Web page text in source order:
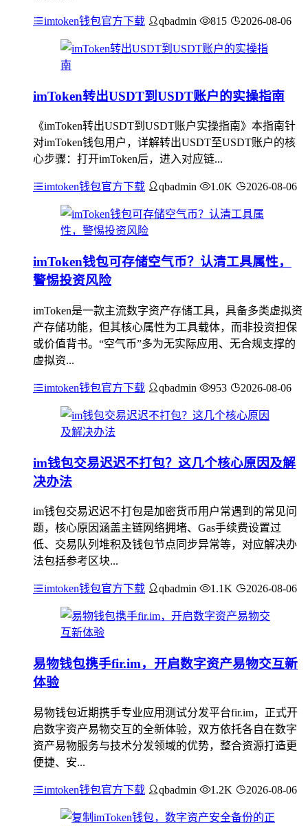
imtoken钱包官方下载 qbadmin 815 2026-08-06
imToken转出USDT到USDT账户的实操指南
《imToken转出USDT到USDT账户实操指南》本指南针
对imToken钱包用户，详解转出USDT至USDT账户的核
心步骤：打开imToken后，进入对应链...
imtoken钱包官方下载 qbadmin 1.0K 2026-08-06
imToken钱包可存储空气币？认清工具属性，
警惕投资风险
imToken是一款主流数字资产存储工具，具备多类虚拟资
产存储功能，但其核心属性为工具载体，而非投资担保
或价值背书。“空气币”多为无实际应用、无合规支撑的
虚拟资...
imtoken钱包官方下载 qbadmin 953 2026-08-06
im钱包交易迟迟不打包？这几个核心原因及解
决办法
im钱包交易迟迟不打包是加密货币用户常遇到的常见问
题，核心原因涵盖主链网络拥堵、Gas手续费设置过
低、交易队列堆积及钱包节点同步异常等，对应解决办
法包括参考区块...
imtoken钱包官方下载 qbadmin 1.1K 2026-08-06
易物钱包携手fir.im，开启数字资产易物交互新
体验
易物钱包近期携手专业应用测试分发平台fir.im，正式开
启数字资产易物交互的全新体验，双方依托各自在数字
资产易物服务与技术分发领域的优势，整合资源打造更
便捷、安...
imtoken钱包官方下载 qbadmin 1.2K 2026-08-06